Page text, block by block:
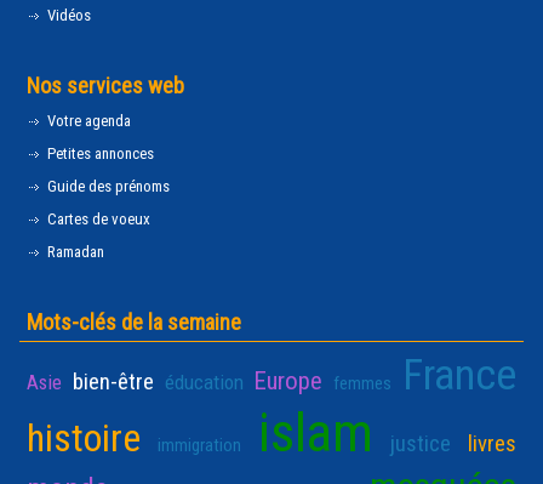
Vidéos
Nos services web
Votre agenda
Petites annonces
Guide des prénoms
Cartes de voeux
Ramadan
Mots-clés de la semaine
Asie bien-être éducation Europe femmes France
histoire immigration islam justice livres